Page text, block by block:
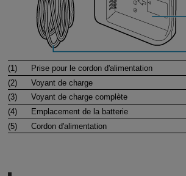
(1)
Prise pour le cordon d'alimentation
(2)
Voyant de charge
(3)
Voyant de charge complète
(4)
Emplacement de la batterie
(5)
Cordon d'alimentation